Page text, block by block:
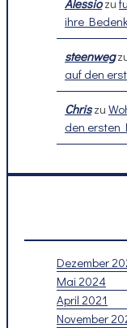
Alessiozu
ihre
steenweg
auf den
Chriszu
den ersten
Dezember
Mai 2024
April 2021
November